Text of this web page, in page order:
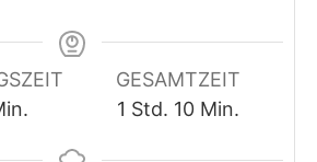
GESAMTZEIT
1 Stunde
Std. 10Minuten
Min.